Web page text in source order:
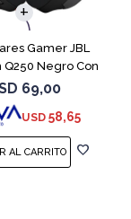
Gamer JBL
Q250 Negro Con
69,00
USD 58,65